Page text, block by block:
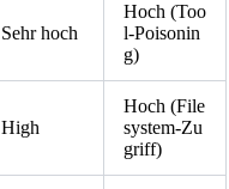
Sehr hoch
Hoch (Too
l-Poisonin
g)
High
Hoch (File
system-Zu
griff)